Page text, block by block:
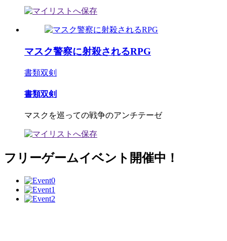
マスク警察に射殺されるRPG
書類双剣
書類双剣
マスクを巡っての戦争のアンチテーゼ
フリーゲームイベント開催中！